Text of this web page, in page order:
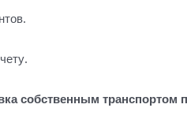
собственным транспортом